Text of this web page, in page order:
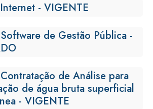
- VIGENTE
de Gestão Pública -
de Análise para
de água bruta superficial
- VIGENTE